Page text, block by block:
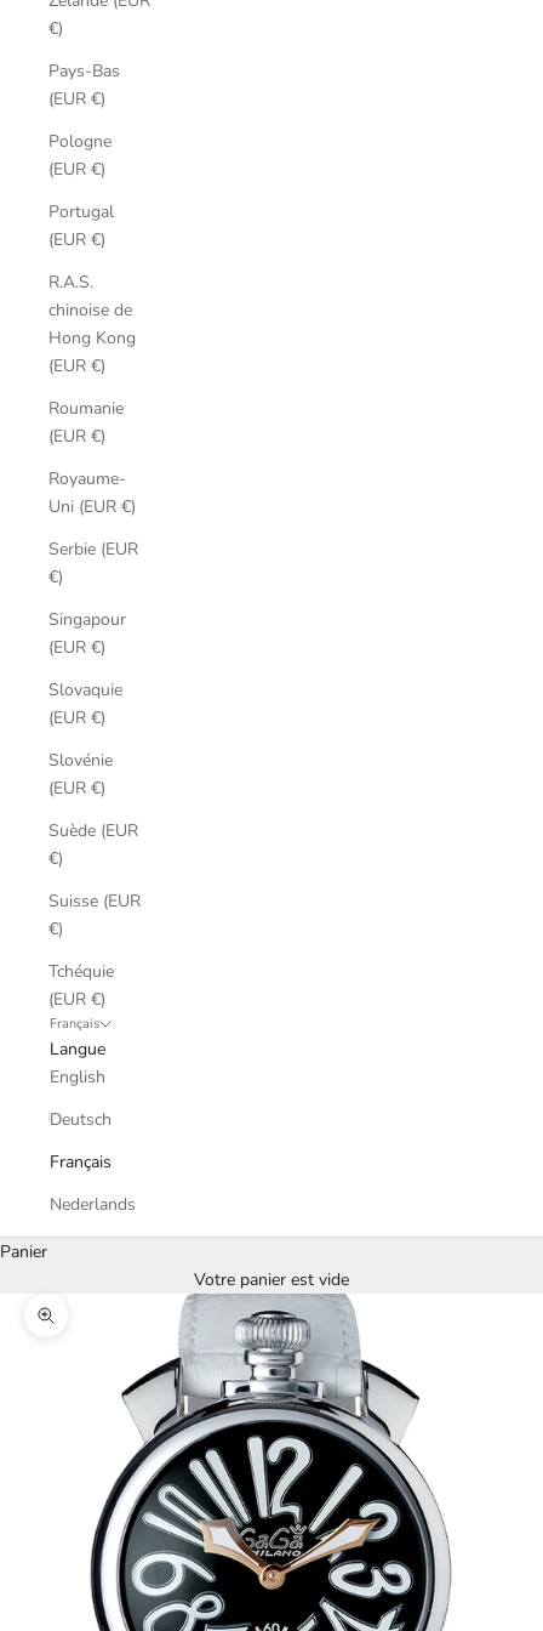
€)
Pays-Bas
(EUR €)
Pologne
(EUR €)
Portugal
(EUR €)
R.A.S.
chinoise de
Hong Kong
(EUR €)
Roumanie
(EUR €)
Royaume-
Uni (EUR €)
Serbie (EUR
€)
Singapour
(EUR €)
Slovaquie
(EUR €)
Slovénie
(EUR €)
Suède (EUR
€)
Suisse (EUR
€)
Tchéquie
(EUR €)
Français
Langue
English
Deutsch
Français
Nederlands
Panier
Votre panier est vide
Zoomer sur l'image